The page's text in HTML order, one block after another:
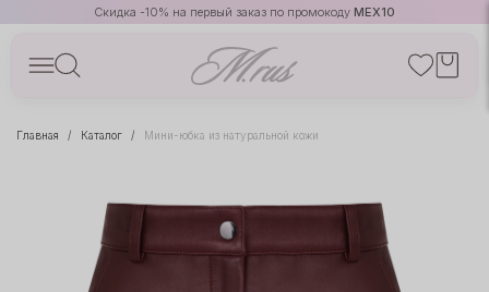
Скидка -10% на первый заказ по промокоду MEX10
Главная Каталог Мини-юбка из натуральной кожи